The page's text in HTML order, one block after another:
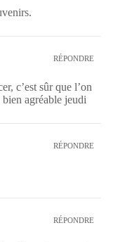
RÉPONDRE
c’est sûr que l’on
agréable jeudi
RÉPONDRE
RÉPONDRE